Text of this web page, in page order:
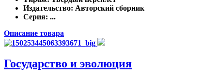
Издательство: Авторский сборник
Серия: ...
Описание товара
Государство и эволюция